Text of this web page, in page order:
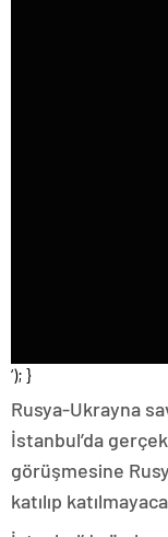
‘); }
Rusya-Ukrayna
İstanbul’da
görüşmesine
katılıp